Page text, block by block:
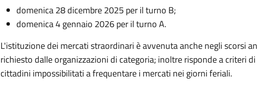
domenica 28 dicembre 2025 per il turno B;
domenica 4 gennaio 2026 per il turno A.
L'istituzione dei mercati straordinari è avvenuta anche negli scorsi
richiesto dalle organizzazioni di categoria; inoltre risponde a criteri
cittadini impossibilitati a frequentare i mercati nei giorni feriali.